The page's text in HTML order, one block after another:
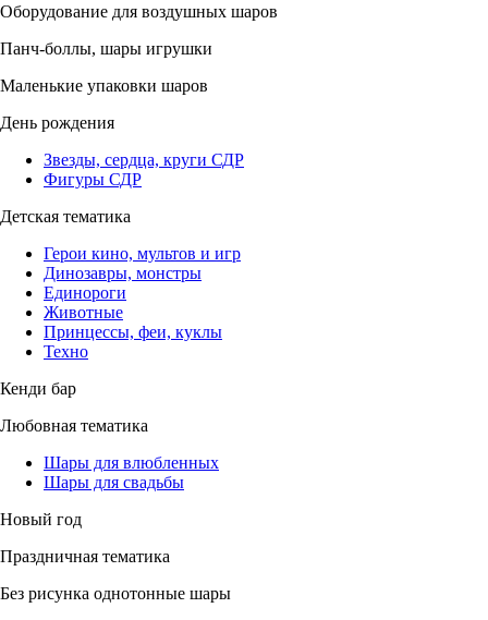
Оборудование для воздушных шаров
Панч-боллы, шары игрушки
Маленькие упаковки шаров
День рождения
Звезды, сердца, круги СДР
Фигуры СДР
Детская тематика
Герои кино, мультов и игр
Динозавры, монстры
Единороги
Животные
Принцессы, феи, куклы
Техно
Кенди бар
Любовная тематика
Шары для влюбленных
Шары для свадьбы
Новый год
Праздничная тематика
Без рисунка однотонные шары